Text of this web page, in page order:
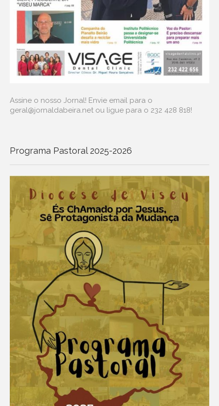
Assine o nosso Jornal! Envie email para o
geral@jornaldabeira.net ou ligue para o 232 428 818!
Programa Pastoral 2025-2026